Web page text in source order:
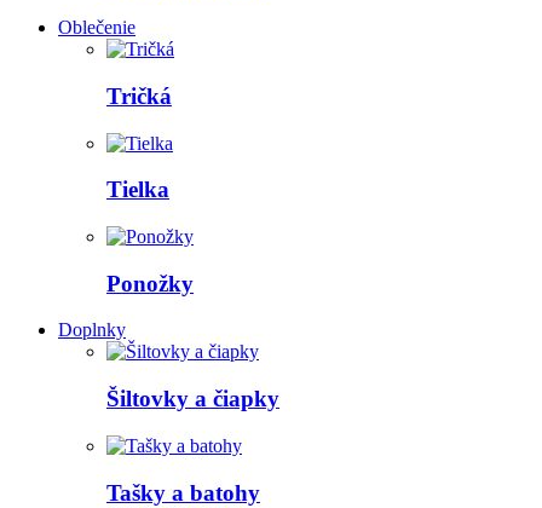
Oblečenie
Tričká
Tielka
Ponožky
Doplnky
Šiltovky a čiapky
Tašky a batohy